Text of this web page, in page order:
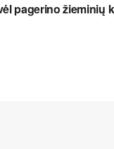
pagerino žieminių